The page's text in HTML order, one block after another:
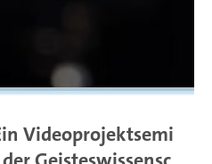
Videoprojektsemi